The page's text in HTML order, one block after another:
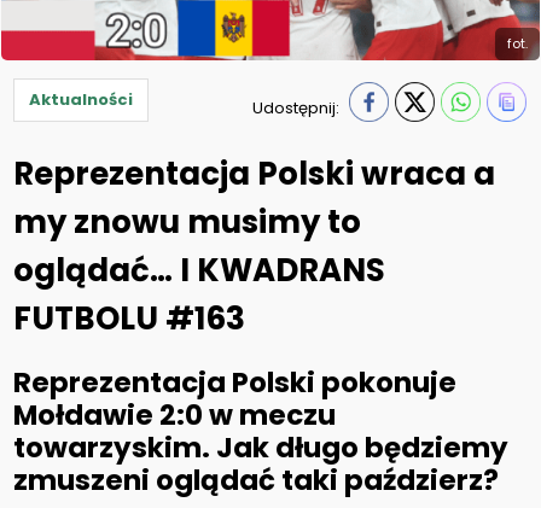
fot.
Aktualności Udostępnij:
Reprezentacja Polski wraca a
my znowu musimy to
oglądać… I KWADRANS
FUTBOLU #163
Reprezentacja Polski pokonuje
Mołdawie 2:0 w meczu
towarzyskim. Jak długo będziemy
zmuszeni oglądać taki paździerz?